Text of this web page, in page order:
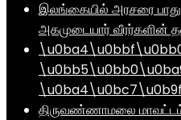
இலங்கையில் அரசரை
அகமுடையார் வீரர்களின்
திருவண்ணாமலை